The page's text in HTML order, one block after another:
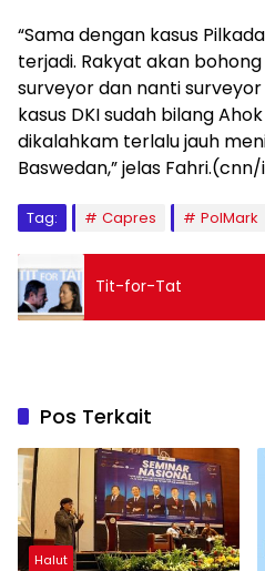
“Sama dengan kasus
terjadi. Rakyat akan
surveyor dan nanti surveyor
kasus DKI sudah bilang
dikalahkam terlalu jauh
Baswedan,” jelas
Tag: Capres PolMark
Tit-for-Tat
Pos Terkait
Halut